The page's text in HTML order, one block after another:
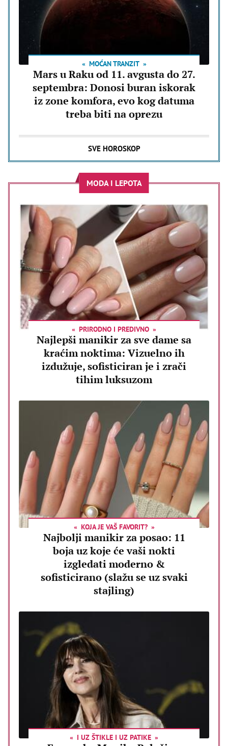
MOĆAN TRANZIT
Mars u Raku od 11. avgusta do 27.
septembra: Donosi buran iskorak
iz zone komfora, evo kog datuma
treba biti na oprezu
SVE HOROSKOP
MODA I LEPOTA
PRIRODNO I PREDIVNO
Najlepši manikir za sve dame sa
kraćim noktima: Vizuelno ih
izdužuje, sofisticiran je i zrači
tihim luksuzom
KOJA JE VAŠ FAVORIT?
Najbolji manikir za posao: 11
boja uz koje će vaši nokti
izgledati moderno &
sofisticirano (slažu se uz svaki
stajling)
I UZ ŠTIKLE I UZ PATIKE